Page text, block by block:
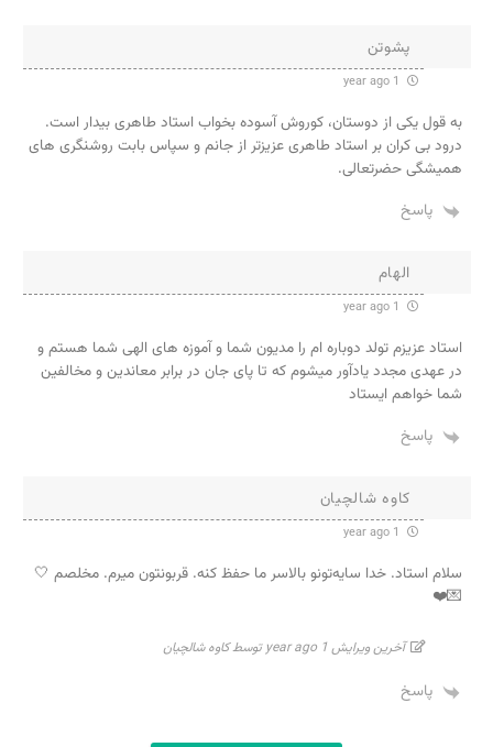
پشوتن
به قول یکی از دوستان، کوروش آسوده بخواب استاد طاهری بیدار است.
درود بی کران بر استاد طاهری عزیزتر از جانم و سپاس بابت روشنگری های
همیشگی حضرتعالی.
پاسخ
الهام
استاد عزیزم تولد دوباره ام را مدیون شما و آموزه های الهی شما هستم و
در عهدی مجدد یادآور میشوم که تا پای جان در برابر معاندین و مخالفین
شما خواهم ایستاد
پاسخ
کاوه شالچیان
سلام استاد. خدا سایه‌تونو بالاسر ما حفظ کنه. قربونتون میرم. مخلصم 🤍
💌❤️
آخرین ویرایش 1 year ago توسط کاوه شالچیان
پاسخ